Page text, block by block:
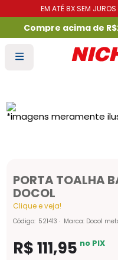
EM ATÉ 8X SEM
Compre acima de
PORTA TOALHA
DOCOL
Clique e veja!
Código: 521413 Marca: Docol
R$111,95 no PIX